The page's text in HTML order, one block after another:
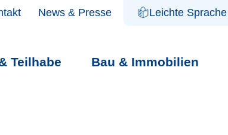
News & Presse Leichte Sprache
Teilhabe Bau & Immobilien